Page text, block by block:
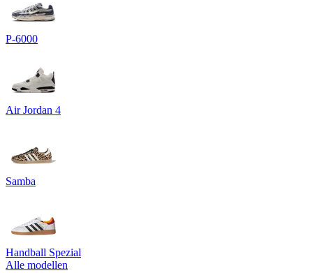
P-6000
Air Jordan 4
Samba
Handball Spezial
Alle modellen